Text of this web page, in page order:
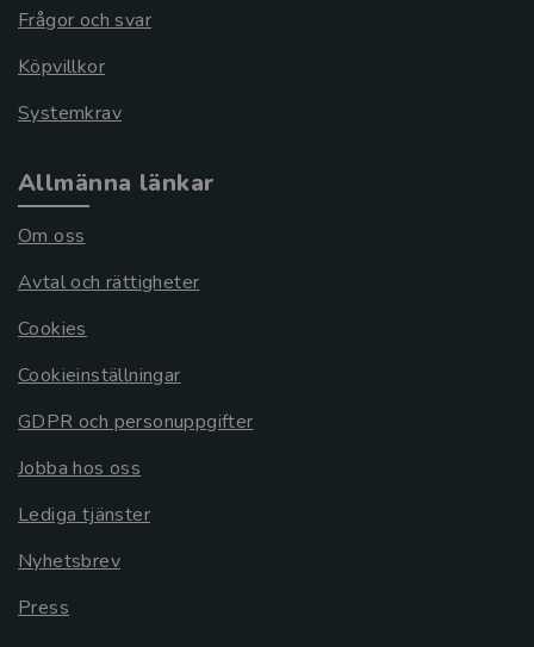
Frågor och svar
Köpvillkor
Systemkrav
Allmänna länkar
Om oss
Avtal och rättigheter
Cookies
Cookieinställningar
GDPR och personuppgifter
Jobba hos oss
Lediga tjänster
Nyhetsbrev
Press